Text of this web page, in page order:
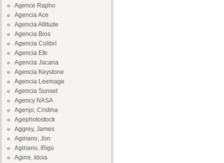
Agence Rapho
Agencia Ace
Agencia Altitude
Agencia Bios
Agencia Colibrí
Agencia Efe
Agencia Jacana
Agencia Keystone
Agencia Leemage
Agencia Sunset
Agency NASA
Agenjo, Cristina
Agephotostock
Aggrey, James
Agiriano, Jon
Agiriano, Iñigo
Agirre, Idoia